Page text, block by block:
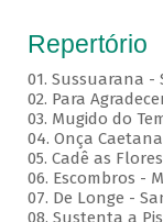
Repertório
01. Sussuarana -
02. Para
03. Mugido do
04. Onça
05. Cadê as
06. Escombros -
07. De Longe -